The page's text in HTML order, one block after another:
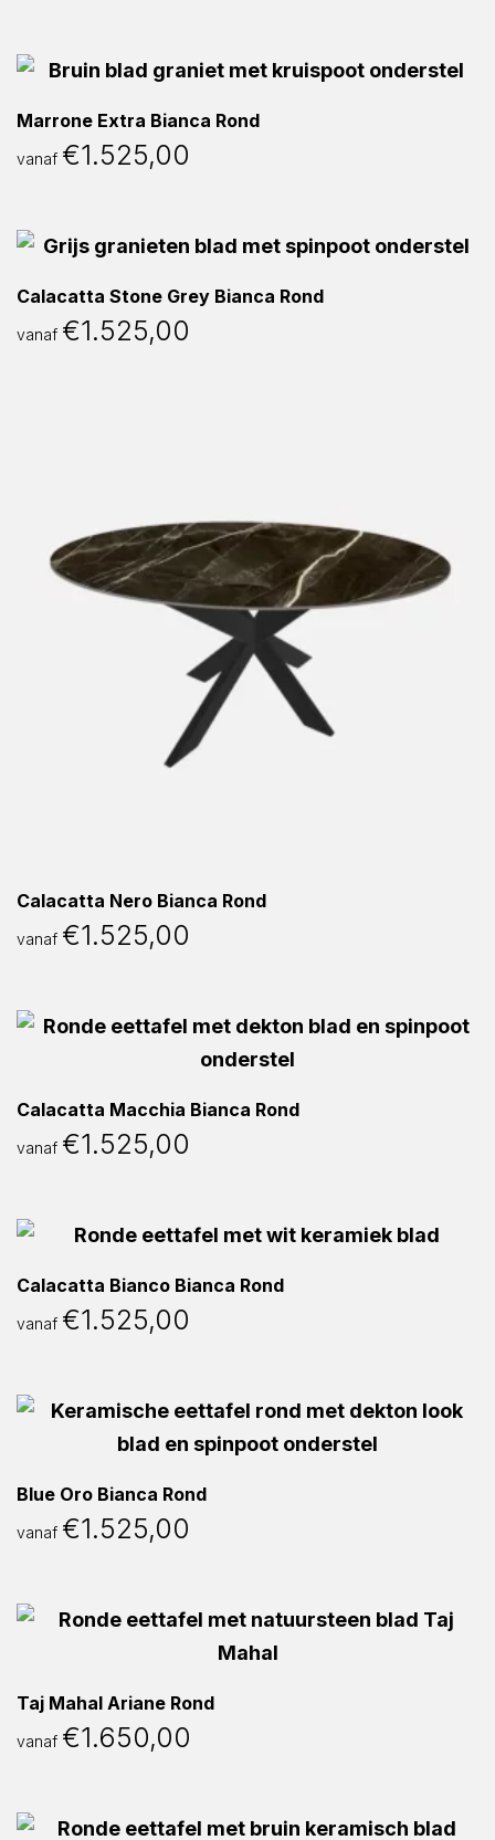
Marrone Extra Bianca Rond
vanaf €1.525,00
Calacatta Stone Grey Bianca Rond
vanaf €1.525,00
Calacatta Nero Bianca Rond
vanaf €1.525,00
Calacatta Macchia Bianca Rond
vanaf €1.525,00
Calacatta Bianco Bianca Rond
vanaf €1.525,00
Blue Oro Bianca Rond
vanaf €1.525,00
Taj Mahal Ariane Rond
vanaf €1.650,00